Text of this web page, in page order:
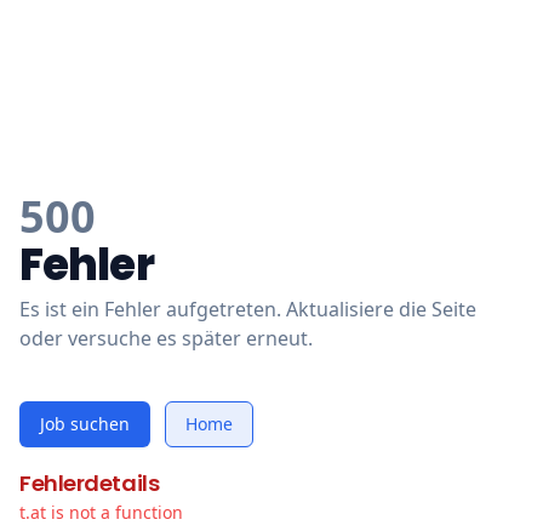
500
Fehler
Es ist ein Fehler aufgetreten. Aktualisiere die Seite
oder versuche es später erneut.
Job suchen Home
Fehlerdetails
t.at is not a function